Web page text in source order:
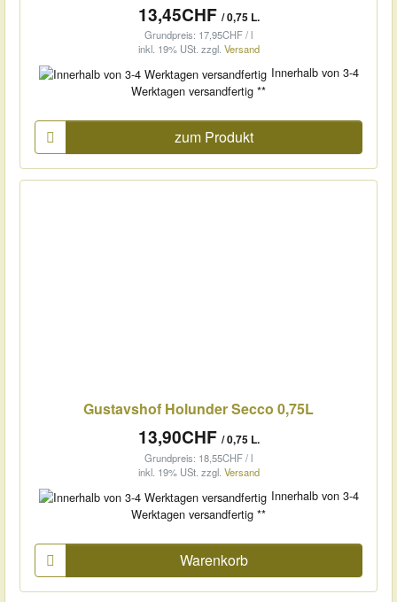
13,45CHF / 0,75 L.
Grundpreis: 17,95CHF / l
inkl. 19% USt. zzgl. Versand
Innerhalb von 3-4
Werktagen versandfertig **
zum Produkt
Gustavshof Holunder Secco 0,75L
13,90CHF / 0,75 L.
Grundpreis: 18,55CHF / l
inkl. 19% USt. zzgl. Versand
Innerhalb von 3-4
Werktagen versandfertig **
Warenkorb